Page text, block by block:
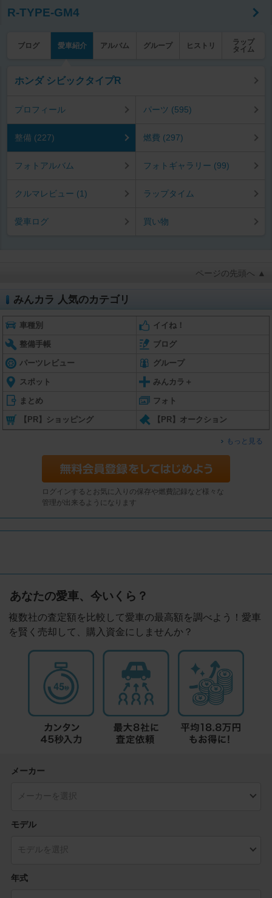
R-TYPE-GM4
ブログ 愛車紹介 アルバム グループ ヒストリ
ラップ
タイム
ホンダ シビックタイプR
プロフィール パーツ (595)
整備 (227) 燃費 (297)
フォトアルバム フォトギャラリー (99)
クルマレビュー (1) ラップタイム
愛車ログ 買い物
ページの先頭へ ▲
みんカラ 人気のカテゴリ
車種別 イイね！
整備手帳 ブログ
パーツレビュー グループ
スポット みんカラ＋
まとめ フォト
【PR】ショッピング 【PR】オークション
もっと見る
ログインするとお気に入りの保存や燃費記録など様々な
管理が出来るようになります
あなたの愛車、今いくら？
複数社の査定額を比較して愛車の最高額を調べよう！愛車
を賢く売却して、購入資金にしませんか？
メーカー
モデル
年式